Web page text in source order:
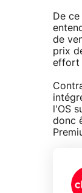
De
de
prix
effort
l'OS
donc